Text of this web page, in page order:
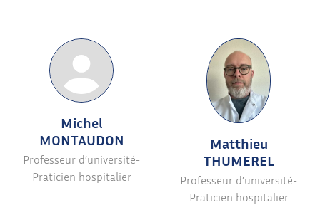
Michel
MONTAUDON
Professeur d’université-
Praticien hospitalier
Matthieu
THUMEREL
Professeur d’université-
Praticien hospitalier